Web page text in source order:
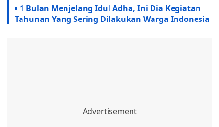
1 Bulan Menjelang Idul Adha, Ini Dia Kegiatan
Tahunan Yang Sering Dilakukan Warga Indonesia